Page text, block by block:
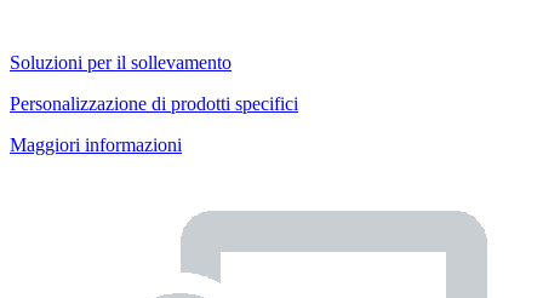
Soluzioni per il sollevamento
Personalizzazione di prodotti specifici
Maggiori informazioni